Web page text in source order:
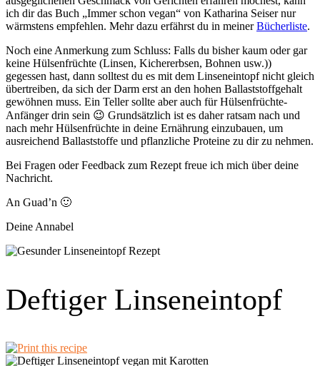
ich dir das Buch „Immer schon vegan“ von Katharina Seiser nur
wärmstens empfehlen. Mehr dazu erfährst du in meinerBücherliste.
Noch eine Anmerkung zum Schluss: Falls du bisher kaum oder gar
keine Hülsenfrüchte (Linsen, Kichererbsen, Bohnen usw.))
gegessen hast, dann solltest du es mit dem Linseneintopf nicht gleich
übertreiben, da sich der Darm erst an den hohen Ballaststoffgehalt
gewöhnen muss. Ein Teller sollte aber auch für Hülsenfrüchte-
Anfänger drin sein 😉 Grundsätzlich ist es daher ratsam nach und
nach mehr Hülsenfrüchte in deine Ernährung einzubauen, um
ausreichend Ballaststoffe und pflanzliche Proteine zu dir zu nehmen.
Bei Fragen oder Feedback zum Rezept freue ich mich über deine
Nachricht.
An Guad’n 🙂
Deine Annabel
Deftiger Linseneintopf